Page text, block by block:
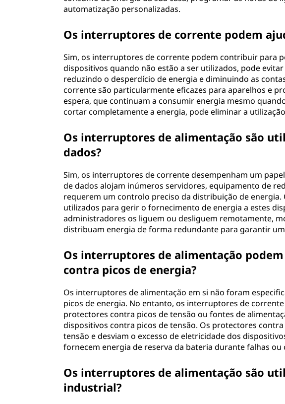
automatização personalizadas.
Os interruptores de corrente podem
Sim, os interruptores de corrente podem contribuir para
dispositivos quando não estão a ser utilizados, pode
reduzindo o desperdício de energia e diminuindo as
corrente são particularmente eficazes para aparelhos e
espera, que continuam a consumir energia mesmo
cortar completamente a energia, pode eliminar a
Os interruptores de alimentação são
dados?
Sim, os interruptores de corrente desempenham um
de dados alojam inúmeros servidores, equipamento de
requerem um controlo preciso da distribuição de
utilizados para gerir o fornecimento de energia a estes
administradores os liguem ou desliguem remotamente,
distribuam energia de forma redundante para garantir
Os interruptores de alimentação
contra picos de energia?
Os interruptores de alimentação em si não foram
picos de energia. No entanto, os interruptores de
protectores contra picos de tensão ou fontes de
dispositivos contra picos de tensão. Os protectores
tensão e desviam o excesso de eletricidade dos
fornecem energia de reserva da bateria durante falhas ou
Os interruptores de alimentação são
industrial?